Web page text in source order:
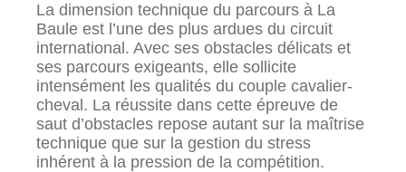
La dimension technique du parcours à La
Baule est l’une des plus ardues du circuit
international. Avec ses obstacles délicats et
ses parcours exigeants, elle sollicite
intensément les qualités du couple cavalier-
cheval. La réussite dans cette épreuve de
saut d’obstacles repose autant sur la maîtrise
technique que sur la gestion du stress
inhérent à la pression de la compétition.